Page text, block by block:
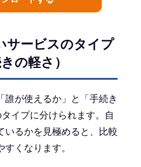
サービスのタイプ
の軽さ）
誰が使えるか」と「手続き
イプに分けられます。自
いるかを見極めると、比較
くなります。